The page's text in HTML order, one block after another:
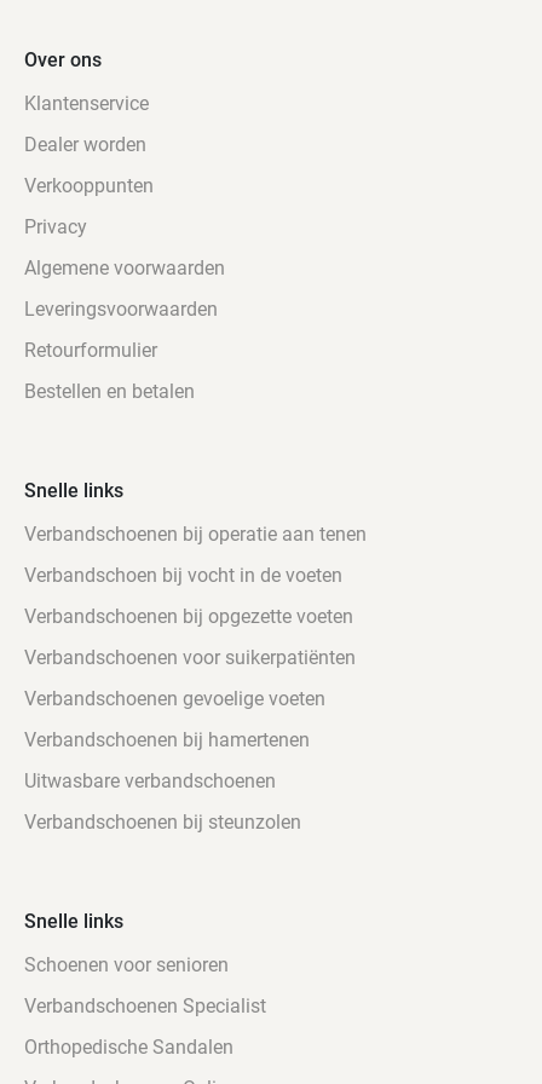
Over ons
Klantenservice
Dealer worden
Verkooppunten
Privacy
Algemene voorwaarden
Leveringsvoorwaarden
Retourformulier
Bestellen en betalen
Snelle links
Verbandschoenen bij operatie aan tenen
Verbandschoen bij vocht in de voeten
Verbandschoenen bij opgezette voeten
Verbandschoenen voor suikerpatiënten
Verbandschoenen gevoelige voeten
Verbandschoenen bij hamertenen
Uitwasbare verbandschoenen
Verbandschoenen bij steunzolen
Snelle links
Schoenen voor senioren
Verbandschoenen Specialist
Orthopedische Sandalen